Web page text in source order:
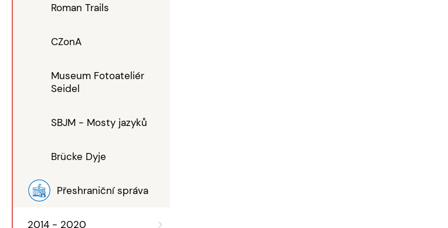
Roman Trails
CZonA
Museum Fotoateliér
Seidel
SBJM - Mosty jazyků
Brücke Dyje
Přeshraniční správa
2014 - 2020